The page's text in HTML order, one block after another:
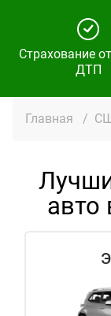
Страхование
ДТП
Главная /
авто